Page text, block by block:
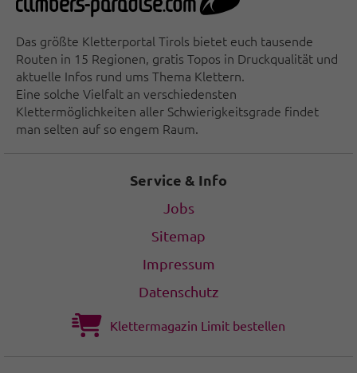
Das größte Kletterportal Tirols bietet euch tausende
Routen in 15 Regionen, gratis Topos in Druckqualität und
aktuelle Infos rund ums Thema Klettern.
Eine solche Vielfalt an verschiedensten
Klettermöglichkeiten aller Schwierigkeitsgrade findet
man selten auf so engem Raum.
Service & Info
Jobs
Sitemap
Impressum
Datenschutz
Klettermagazin Limit bestellen